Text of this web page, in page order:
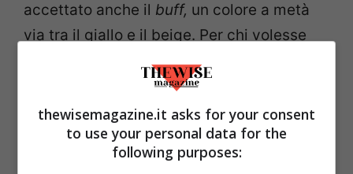
accettato anche il buff, un colore a metà
via tra il giallo e il beige. Per chi volesse
osare di più, si possono indossare
panciotti color borgogna, beige, crema, blu
o verde scuro. Il nero è riservato alle
udienze formali in Vaticano e ai funerali.
thewisemagazine.it asks for your consent
to use your personal data for the
following purposes: